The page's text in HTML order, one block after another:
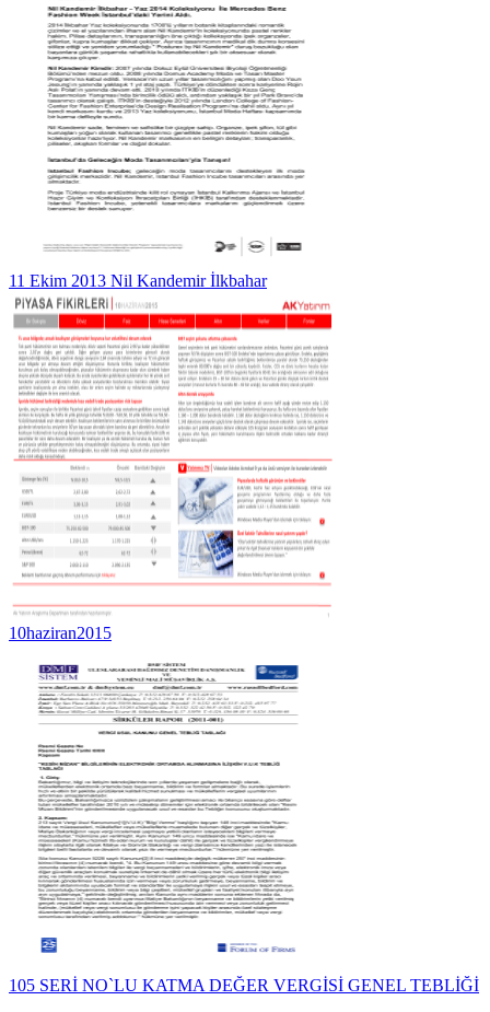
11 Ekim 2013 Nil Kandemir İlkbahar
10haziran2015
105 SERİ NO`LU KATMA DEĞER VERGİSİ GENEL TEBLİĞİ